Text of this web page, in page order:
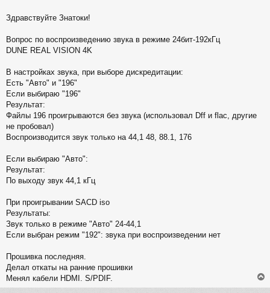
б
е
н
Здравствуйте Знатоки!
Вопрос по воспроизведению звука в режиме 24бит-192кГц
DUNE REAL VISION 4K
В настройках звука, при выборе дискредитации:
Есть "Авто" и "196"
Если выбираю "196"
Результат:
Файлы 196 проигрываются без звука (использовал Dff и flac, другие
не пробовал)
Воспроизводится звук только на 44,1 48, 88.1, 176
Если выбираю "Авто":
Результат:
По выходу звук 44,1 кГц
При проигрывании SACD iso
Результаты:
Звук только в режиме "Авто" 24-44,1
Если выбран режим "192": звука при воспроизведении нет
Прошивка последняя.
Делал откаты на ранние прошивки
Менял кабели HDMI. S/PDIF.
е